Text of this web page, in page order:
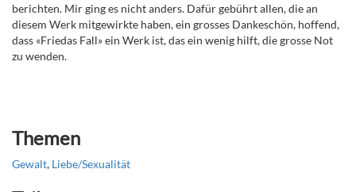
berichten. Mir ging es nicht anders. Dafür gebührt allen, die an
diesem Werk mitgewirkte haben, ein grosses Dankeschön, hoffend,
dass «Friedas Fall» ein Werk ist, das ein wenig hilft, die grosse Not
zu wenden.
Themen
Gewalt, Liebe/Sexualität